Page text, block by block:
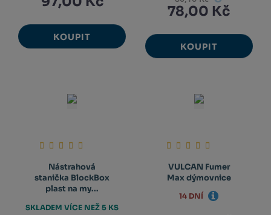
KOUPIT
78,00 Kč
KOUPIT
Nástrahová
stanička BlockBox
plast na my...
SKLADEM VÍCE NEŽ 5 KS
VULCAN Fumer
Max dýmovnice
14 DNÍ